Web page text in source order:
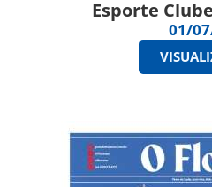
Esporte
01/